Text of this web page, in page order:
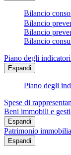
Bilancio
Bilancio
Bilancio
Bilancio
Piano degli
Espandi
Piano degli
Spese di
Beni immobili e
Espandi
Patrimonio
Espandi